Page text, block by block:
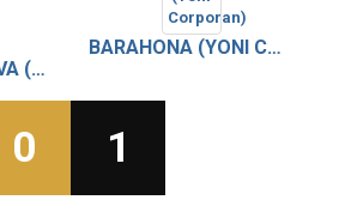
PLAZA EDUCATIVA (DANIEL ORTIZ)
BARAHONA (YONI CORPORAN)
0 1